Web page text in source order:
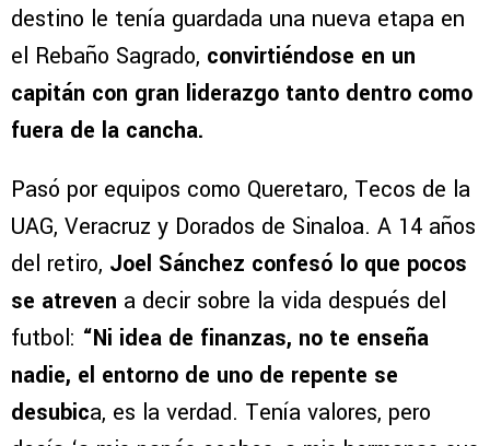
destino le tenía guardada una nueva etapa en
el Rebaño Sagrado, convirtiéndose en un
capitán con gran liderazgo tanto dentro como
fuera de la cancha.
Pasó por equipos como Queretaro, Tecos de la
UAG, Veracruz y Dorados de Sinaloa. A 14 años
del retiro, Joel Sánchez confesó lo que pocos
se atreven a decir sobre la vida después del
futbol: “Ni idea de finanzas, no te enseña
nadie, el entorno de uno de repente se
desubica, es la verdad. Tenía valores, pero